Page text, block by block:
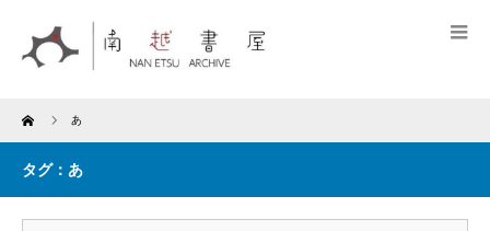
Home あ
タグ：あ